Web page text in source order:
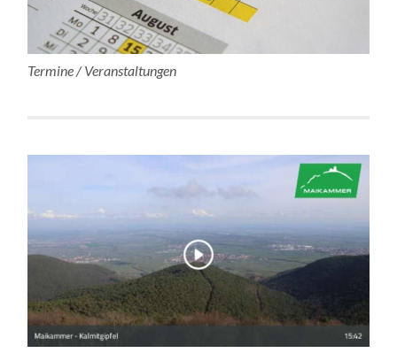
Termine / Veranstaltungen